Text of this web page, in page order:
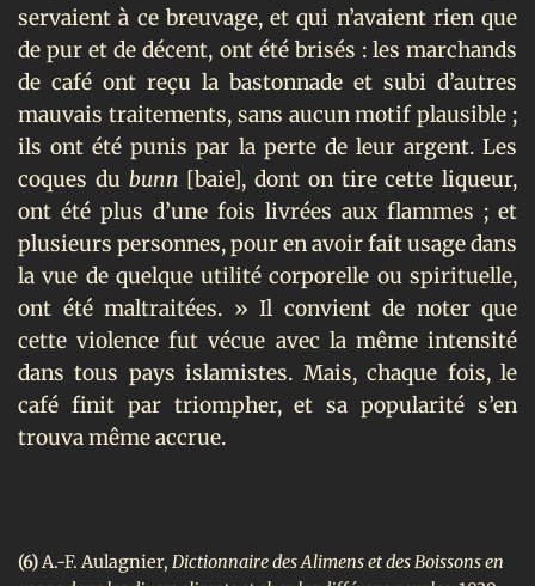
servaient à ce breuvage, et qui n’avaient rien que
de pur et de décent, ont été brisés : les marchands
de café ont reçu la bastonnade et subi d’autres
mauvais traitements, sans aucun motif plausible ;
ils ont été punis par la perte de leur argent. Les
coques du bunn [baie], dont on tire cette liqueur,
ont été plus d’une fois livrées aux flammes ; et
plusieurs personnes, pour en avoir fait usage dans
la vue de quelque utilité corporelle ou spirituelle,
ont été maltraitées. » Il convient de noter que
cette violence fut vécue avec la même intensité
dans tous pays islamistes. Mais, chaque fois, le
café finit par triompher, et sa popularité s’en
trouva même accrue.
(6)A.-F. Aulagnier, Dictionnaire des Alimens et des Boissons en